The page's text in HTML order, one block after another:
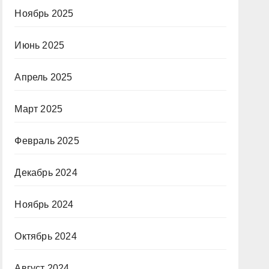
Ноябрь 2025
Июнь 2025
Апрель 2025
Март 2025
Февраль 2025
Декабрь 2024
Ноябрь 2024
Октябрь 2024